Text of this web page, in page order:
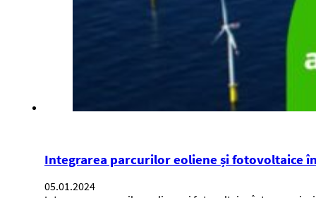
Integrarea parcurilor eoliene și fotovoltaice
05.01.2024